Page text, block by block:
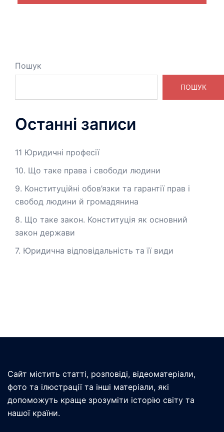
Пошук
ПОШУК
Останні записи
11 Юридичні професії
10. Що таке права і свободи людини
9. Конституційні обов’язки та гарантії прав і
свобод людини й громадянина
8. Що таке закон. Конституція як основний
закон держави
7. Юридична відповідальність та її види
Сайт містить статті, розповіді, відеоматеріали,
фото та ілюстрації та інші матеріали, які
допоможуть краще зрозуміти історію світу та
нашої країни.